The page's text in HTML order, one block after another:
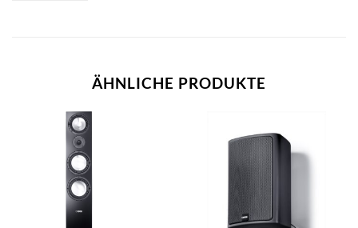
ÄHNLICHE PRODUKTE